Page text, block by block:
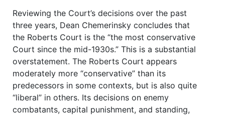
Reviewing the Court’s decisions over the past
three years, Dean Chemerinsky concludes that
the Roberts Court is the “the most conservative
Court since the mid-1930s.” This is a substantial
overstatement. The Roberts Court appears
moderately more “conservative” than its
predecessors in some contexts, but is also quite
“liberal” in others. Its decisions on enemy
combatants, capital punishment, and standing,